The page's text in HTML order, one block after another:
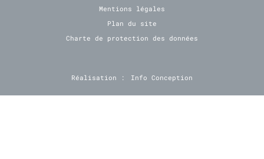
Mentions légales
Plan du site
Charte de protection des données
Réalisation : Info Conception